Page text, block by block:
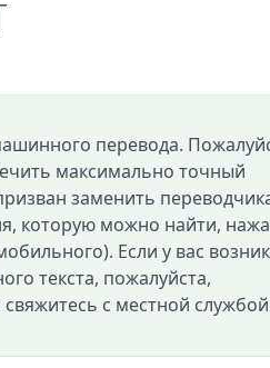
перевода.
максимально точный
заменить
которую можно найти,
Если у вас
текста, пожалуйста,
с местной службой